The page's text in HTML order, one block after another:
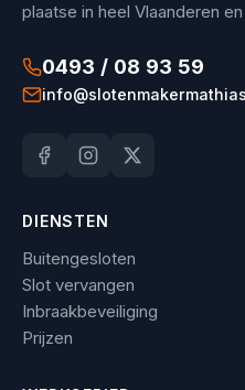
plaatse in heel Vlaanderen
0493 / 08 93 59
DIENSTEN
Buitengesloten
Slot vervangen
Inbraakbeveiliging
Prijzen